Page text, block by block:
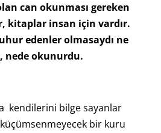
can okunması gereken
kitaplar insan için vardır.
edenler olmasaydı ne
nede okunurdu.
kendilerini bilge sayanlar
bir kuru